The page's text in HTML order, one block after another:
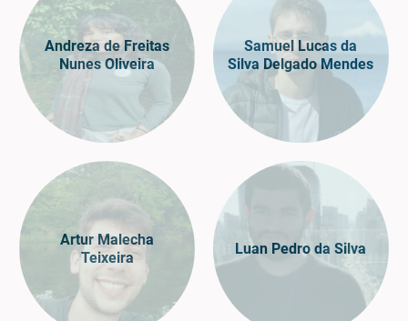
Andreza de Freitas
Nunes Oliveira
Samuel Lucas da
Silva Delgado Mendes
Artur Malecha
Teixeira
Luan Pedro da Silva